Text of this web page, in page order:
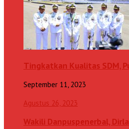
Tingkatkan Kualitas SDM,
September 11, 2023
Agustus 26, 2023
Wakili Danpuspenerbal,